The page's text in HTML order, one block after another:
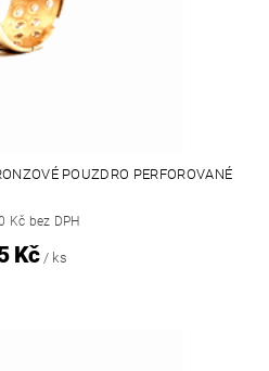
POUZDRO PERFOROVANÉ
Kč bez DPH
Kč / ks